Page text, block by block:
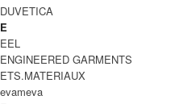
PUMA (プーマ) T7
DUVETICA
E
EEL
ENGINEERED GARMENTS
ETS.MATERIAUX
evameva